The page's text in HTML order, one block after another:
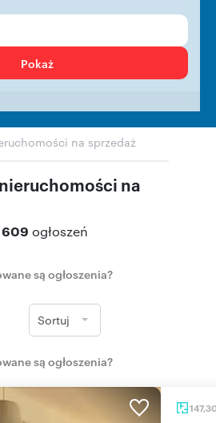
Pokaż
na sprzedaż
na
609 ogłoszeń
są ogłoszenia?
Sortuj
są ogłoszenia?